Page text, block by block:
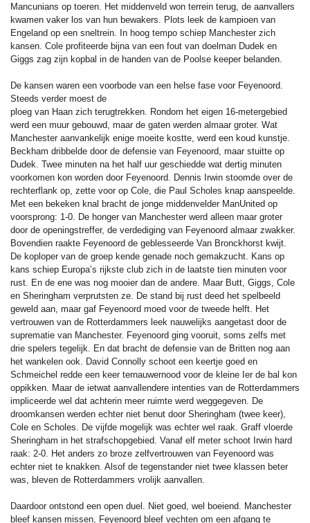
Mancunians op toeren. Het middenveld won terrein terug, de aanvallers
kwamen vaker los van hun bewakers. Plots leek de kampioen van
Engeland op een sneltrein. In hoog tempo schiep Manchester zich
kansen. Cole profiteerde bijna van een fout van doelman Dudek en
Giggs zag zijn kopbal in de handen van de Poolse keeper belanden.
De kansen waren een voorbode van een helse fase voor Feyenoord.
Steeds verder moest de
ploeg van Haan zich terugtrekken. Rondom het eigen 16-metergebied
werd een muur gebouwd, maar de gaten werden almaar groter. Wat
Manchester aanvankelijk enige moeite kostte, werd een koud kunstje.
Beckham dribbelde door de defensie van Feyenoord, maar stuitte op
Dudek. Twee minuten na het half uur geschiedde wat dertig minuten
voorkomen kon worden door Feyenoord. Dennis Irwin stoomde over de
rechterflank op, zette voor op Cole, die Paul Scholes knap aanspeelde.
Met een bekeken knal bracht de jonge middenvelder ManUnited op
voorsprong: 1-0. De honger van Manchester werd alleen maar groter
door de openingstreffer, de verdediging van Feyenoord almaar zwakker.
Bovendien raakte Feyenoord de geblesseerde Van Bronckhorst kwijt.
De koploper van de groep kende genade noch gemakzucht. Kans op
kans schiep Europa’s rijkste club zich in de laatste tien minuten voor
rust. En de ene was nog mooier dan de andere. Maar Butt, Giggs, Cole
en Sheringham verprutsten ze. De stand bij rust deed het spelbeeld
geweld aan, maar gaf Feyenoord moed voor de tweede helft. Het
vertrouwen van de Rotterdammers leek nauwelijks aangetast door de
suprematie van Manchester. Feyenoord ging vooruit, soms zelfs met
drie spelers tegelijk. En dat bracht de defensie van de Britten nog aan
het wankelen ook. David Connolly schoot een keertje goed en
Schmeichel redde een keer ternauwernood voor de kleine Ier de bal kon
oppikken. Maar de ietwat aanvallendere intenties van de Rotterdammers
impliceerde wel dat achterin meer ruimte werd weggegeven. De
droomkansen werden echter niet benut door Sheringham (twee keer),
Cole en Scholes. De vijfde mogelijk was echter wel raak. Graff vloerde
Sheringham in het strafschopgebied. Vanaf elf meter schoot Irwin hard
raak: 2-0. Het anders zo broze zelfvertrouwen van Feyenoord was
echter niet te knakken. Alsof de tegenstander niet twee klassen beter
was, bleven de Rotterdammers vrolijk aanvallen.
Daardoor ontstond een open duel. Niet goed, wel boeiend. Manchester
bleef kansen missen, Feyenoord bleef vechten om een afgang te